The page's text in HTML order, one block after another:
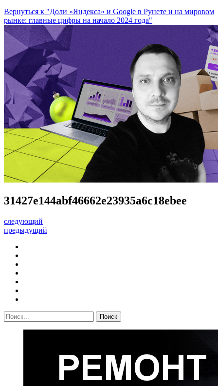
Вернуться к "Доли «Яндекса» и Google в Рунете и на мировом
рынке: главные цифры на начало 2024 года"
31427e144abf46662e23935a6c18ebee
следующий
предыдущий